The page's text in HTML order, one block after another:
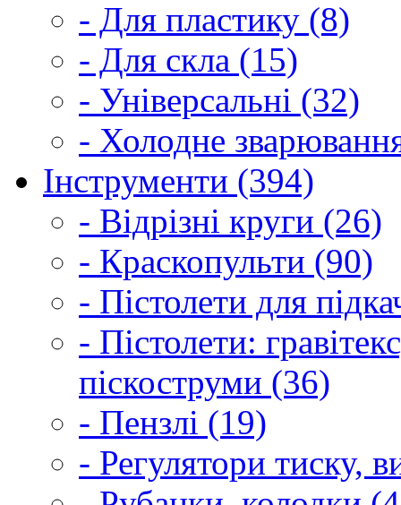
- Для пластику (8)
- Для скла (15)
- Універсальні (32)
- Холодне
Інструменти (394)
- Відрізні круги (26)
- Краскопульти (90)
- Пістолети для
- Пістолети:
піскоструми (36)
- Пензлі (19)
- Регулятори тиску,